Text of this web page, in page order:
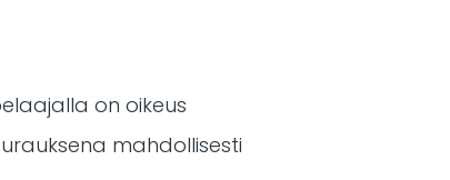
on oikeus
mahdollisesti